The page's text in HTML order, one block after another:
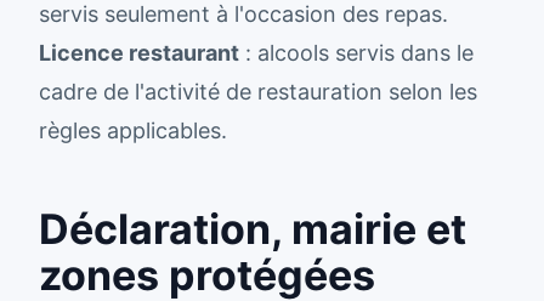
servis seulement à l'occasion des repas.
Licence restaurant : alcools servis dans le
cadre de l'activité de restauration selon les
règles applicables.
Déclaration, mairie et
zones protégées